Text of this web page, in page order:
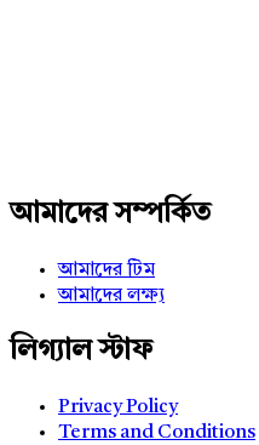
আমাদের সম্পর্কিত
আমাদের টিম
আমাদের লক্ষ্য
লিগ্যাল স্টাফ
Privacy Policy
Terms and Conditions